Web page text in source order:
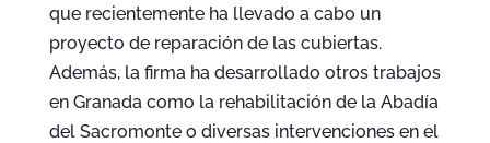
que recientemente ha llevado a cabo un
proyecto de reparación de las cubiertas.
Además, la firma ha desarrollado otros trabajos
en Granada como la rehabilitación de la Abadía
del Sacromonte o diversas intervenciones en el